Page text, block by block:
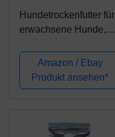
Hundetrockenfutter für
erwachsene Hunde,
Rassen, Huhn, Vitamin
E und C, 3 kg
Amazon / Ebay
Produkt ansehen*